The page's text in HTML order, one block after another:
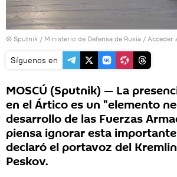
© Sputnik / Ministerio de Defensa de Rusia / Acceder
Síguenos en
MOSCÚ (Sputnik) — La
en el Ártico es un "elemento
desarrollo de las Fuerzas
piensa ignorar esta
declaró el portavoz del
Peskov.